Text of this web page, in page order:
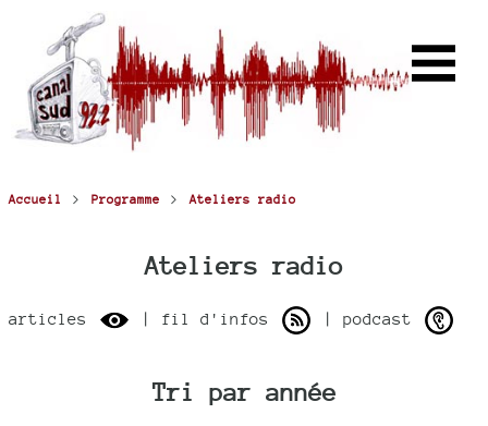
Accueil > Programme > Ateliers radio
Ateliers radio
articles | fil d'infos | podcast
Tri par année